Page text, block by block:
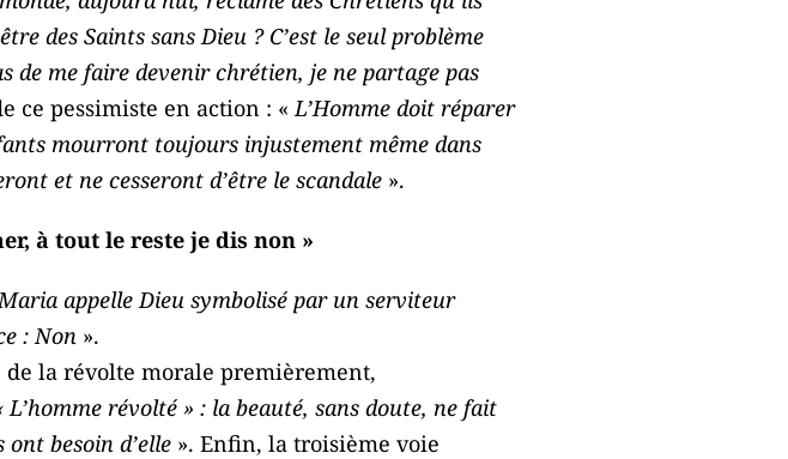
des Saints sans Dieu ? C’est le seul problème
de me faire devenir chrétien, je ne partage pas
ce pessimiste en action : « L’Homme doit réparer
mourront toujours injustement même dans
et ne cesseront d’être le scandale ».
à tout le reste je dis non »
appelle Dieu symbolisé par un serviteur
: Non ».
de la révolte morale premièrement,
L’homme révolté » : la beauté, sans doute, ne fait
besoin d’elle ». Enfin, la troisième voie